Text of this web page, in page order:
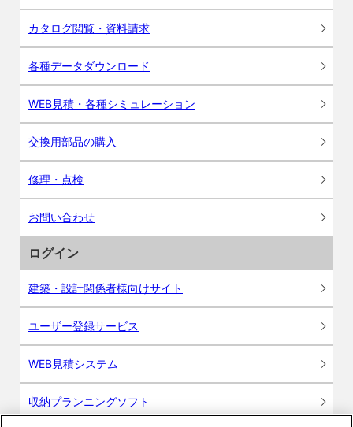
カタログ閲覧・資料請求
各種データダウンロード
WEB見積・各種シミュレーション
交換用部品の購入
修理・点検
お問い合わせ
ログイン
建築・設計関係者様向けサイト
ユーザー登録サービス
WEB見積システム
収納プランニングソフト